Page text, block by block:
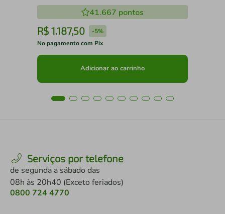
41.667 pontos
R$ 1.187,50 -5%
No pagamento com Pix
Adicionar ao carrinho
Serviços por telefone
de segunda a sábado das
08h às 20h40 (Exceto feriados)
0800 724 4770